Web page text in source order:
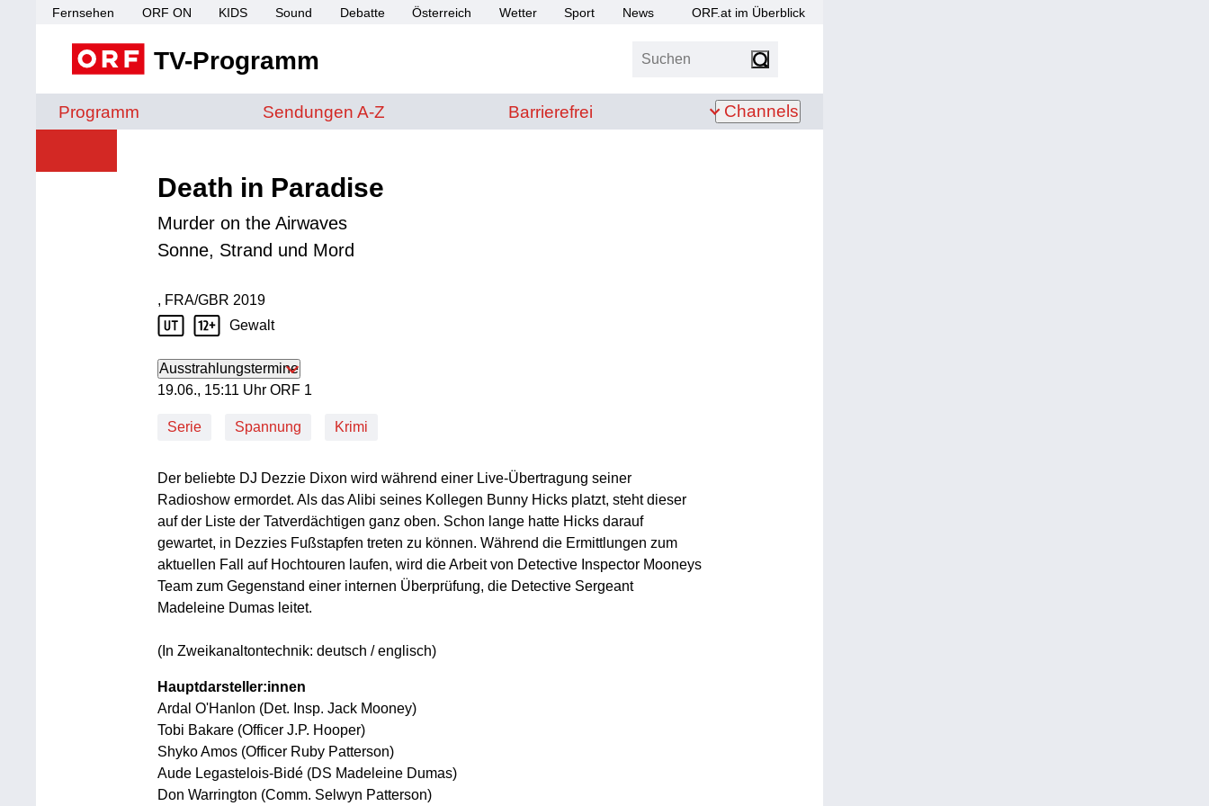
Fernsehen ORF ON KIDS Sound Debatte Österreich Wetter Sport News ORF.at im Überblick
TV-Programm Suchen
Programm Sendungen von A bis Z
Sendungen A-Z Barrierefrei
Barrierefrei Channels
Death in Paradise
Murder on the Airwaves
Sonne, Strand und Mord
Produktionsland: FRA/GBR
, FRA/GBR
Produktionsjahr: 2019
2019
Jugendschutz Beschreibung: Gewalt
Gewalt
Ausstrahlungstermine
19. Juni, 15:11 Uhr in ORF 1
19.06., 15:11 Uhr ORF 1
Serie Spannung Krimi
Der beliebte DJ Dezzie Dixon wird während einer Live-Übertragung seiner
Radioshow ermordet. Als das Alibi seines Kollegen Bunny Hicks platzt, steht dieser
auf der Liste der Tatverdächtigen ganz oben. Schon lange hatte Hicks darauf
gewartet, in Dezzies Fußstapfen treten zu können. Während die Ermittlungen zum
aktuellen Fall auf Hochtouren laufen, wird die Arbeit von Detective Inspector Mooneys
Team zum Gegenstand einer internen Überprüfung, die Detective Sergeant
Madeleine Dumas leitet.
(In Zweikanaltontechnik: deutsch / englisch)
Hauptdarsteller:innen
Ardal O'Hanlon (Det. Insp. Jack Mooney)
Tobi Bakare (Officer J.P. Hooper)
Shyko Amos (Officer Ruby Patterson)
Aude Legastelois-Bidé (DS Madeleine Dumas)
Don Warrington (Comm. Selwyn Patterson)